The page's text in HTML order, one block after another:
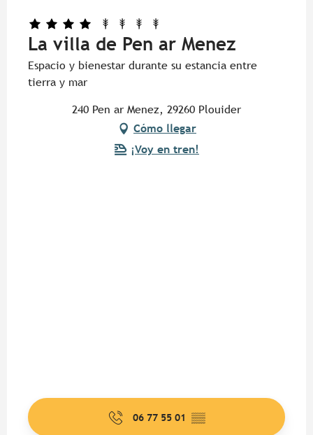
La villa de Pen ar Menez
Espacio y bienestar durante su estancia entre
tierra y mar
240 Pen ar Menez, 29260 Plouider
Cómo llegar
¡Voy en tren!
06 77 55 01 ▒▒